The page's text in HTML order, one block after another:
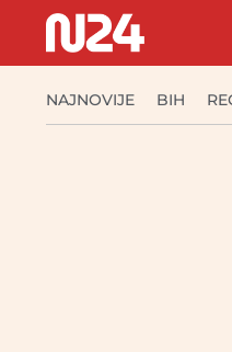
NAJNOVIJE BIH